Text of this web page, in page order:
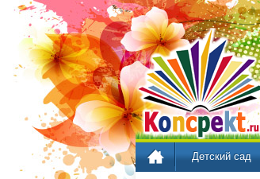
Детский сад